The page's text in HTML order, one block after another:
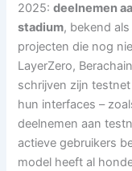
2025:deelnemen
stadium, bekend
projecten die nog
LayerZero,
schrijven zijn
hun interfaces –
deelnemen aan
actieve gebruikers
model heeft al